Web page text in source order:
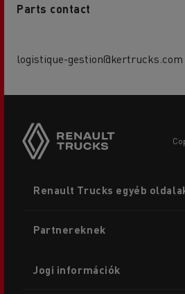
Parts contact
logistique-gestion@kertrucks.com
menu
Renault Trucks egyéb
Partnereknek
Jogi információk